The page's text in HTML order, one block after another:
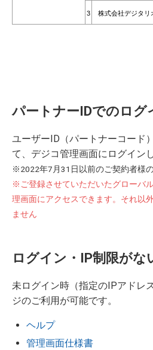
3 株式会社デジタリ
パートナーIDでのログ
ユーザーID（パートナーコード
て、デジコ管理画面にログイン
※2022年7月31日以前のご契約者様
※ご登録させていただいたグローバ
理画面にアクセスできます。それ以
ません
ログイン・IP制限がな
未ログイン時（指定のIPアドレ
ジのご利用が可能です。
ヘルプ
管理画面仕様書